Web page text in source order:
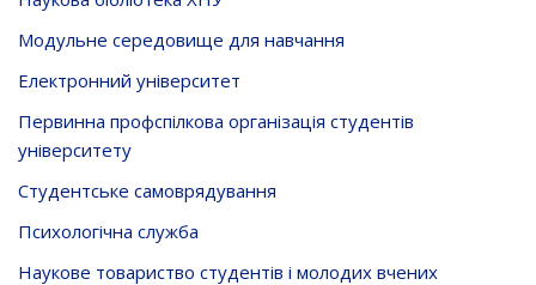
Модульне середовище для навчання
Електронний університет
Первинна профспілкова організація студентів
університету
Студентське самоврядування
Психологічна служба
Наукове товариство студентів і молодих вчених